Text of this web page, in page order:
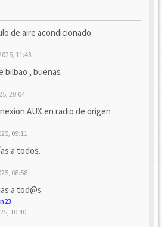
de aire acondicionado
11:43
bilbao , buenas
20:04
AUX en radio de origen
09:11
a todos.
08:58
a tod@s
10:40